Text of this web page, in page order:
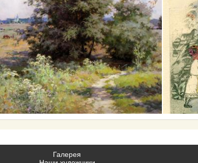
Галерея